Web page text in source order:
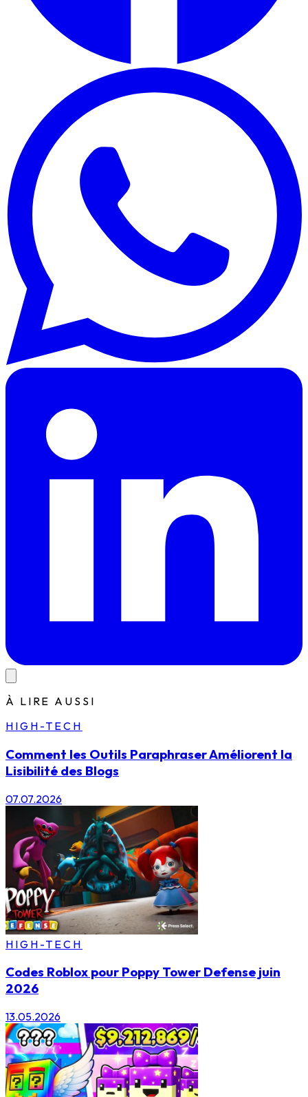
À LIRE AUSSI
HIGH-TECH
Comment les Outils Paraphraser Améliorent la
Lisibilité des Blogs
07.07.2026
HIGH-TECH
Codes Roblox pour Poppy Tower Defense juin
2026
13.05.2026